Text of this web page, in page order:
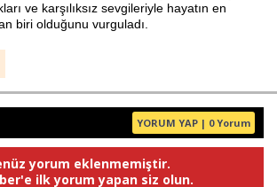
ve karşılıksız sevgileriyle hayatın en
biri olduğunu vurguladı.
YORUM YAP | 0 Yorum
yorum eklenmemiştir.
ilk yorum yapan siz olun.